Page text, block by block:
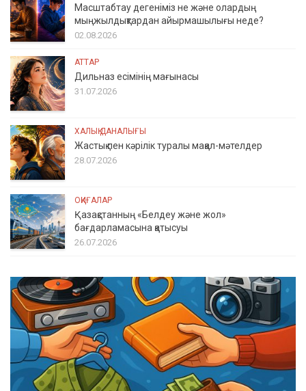
Масштабтау дегеніміз не және олардың
мыңжылдықтардан айырмашылығы неде?
02.08.2026
АТТАР
Дильназ есімінің мағынасы
31.07.2026
ХАЛЫҚ ДАНАЛЫҒЫ
Жастық пен кәрілік туралы мақал-мәтелдер
28.07.2026
ОҚИҒАЛАР
Қазақстанның «Белдеу және жол»
бағдарламасына қатысуы
26.07.2026